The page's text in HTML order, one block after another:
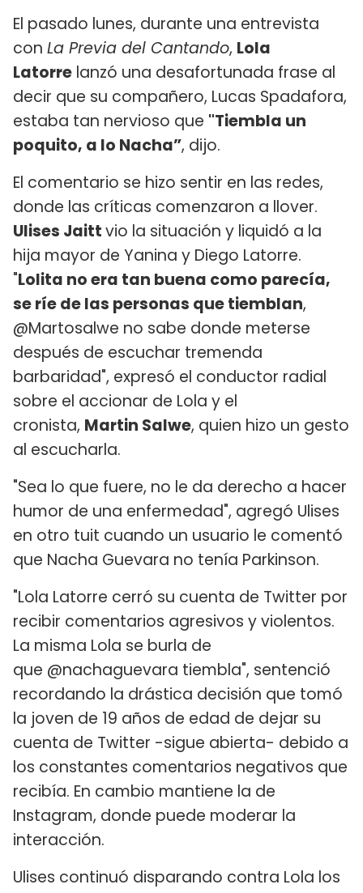
El pasado lunes, durante una entrevista
con La Previa del Cantando, Lola
Latorre lanzó una desafortunada frase al
decir que su compañero, Lucas Spadafora,
estaba tan nervioso que "Tiembla un
poquito, a lo Nacha”, dijo.
El comentario se hizo sentir en las redes,
donde las críticas comenzaron a llover.
Ulises Jaittvio la situación y liquidó a la
hija mayor de Yanina y Diego Latorre.
"Lolita no era tan buena como parecía,
se ríe de las personas que tiemblan,
@Martosalwe no sabe donde meterse
después de escuchar tremenda
barbaridad", expresó el conductor radial
sobre el accionar de Lola y el
cronista, Martin Salwe, quien hizo un gesto
al escucharla.
"Sea lo que fuere, no le da derecho a hacer
humor de una enfermedad", agregó Ulises
en otro tuit cuando un usuario le comentó
que Nacha Guevara no tenía Parkinson.
"Lola Latorre cerró su cuenta de Twitter por
recibir comentarios agresivos y violentos.
La misma Lola se burla de
que @nachaguevara tiembla", sentenció
recordando la drástica decisión que tomó
la joven de 19 años de edad de dejar su
cuenta de Twitter -sigue abierta- debido a
los constantes comentarios negativos que
recibía. En cambio mantiene la de
Instagram, donde puede moderar la
interacción.
Ulises continuó disparando contra Lola los